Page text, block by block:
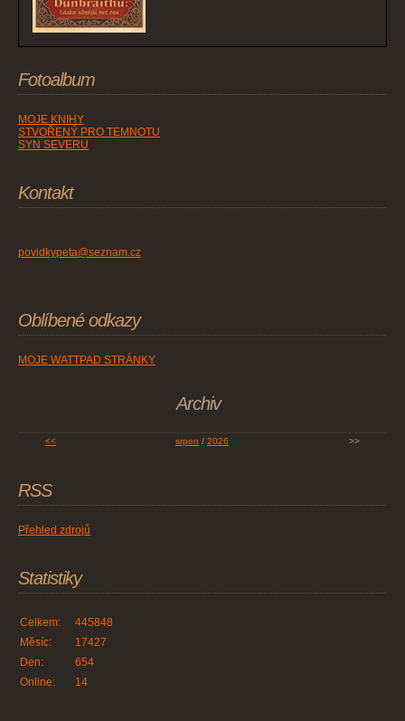
Fotoalbum
MOJE KNIHY
STVOŘENÝ PRO TEMNOTU
SYN SEVERU
Kontakt
povidkypeta@seznam.cz
Oblíbené odkazy
MOJE WATTPAD STRÁNKY
Archiv
<< srpen / 2026 >>
RSS
Přehled zdrojů
Statistiky
Online: 14
Celkem:
445848
Měsíc:
17427
Den:
654